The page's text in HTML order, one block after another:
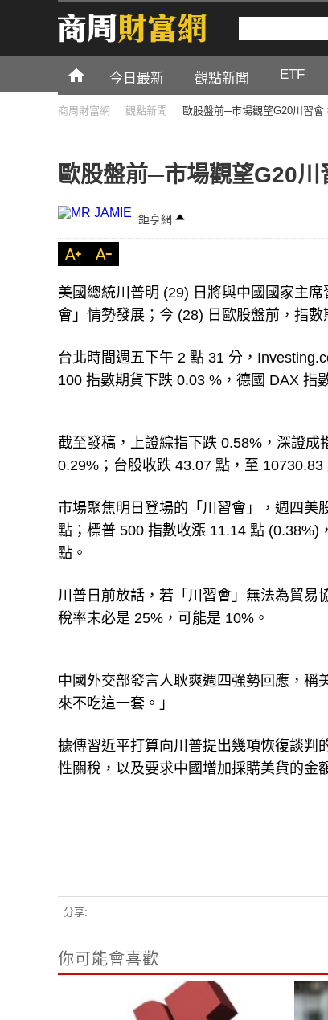
今日最新 觀點新聞 ETF
商周財富網 觀點新聞 歐股盤前─市場觀望G20川習會
歐股盤前─市場觀望G20川
鉅亨網
美國總統川普明 (29) 日將與中國國家主
會」情勢發展；今 (28) 日歐股盤前，指數
台北時間週五下午 2 點 31 分，
100 指數期貨下跌 0.03 %，德國 DAX 指
截至發稿，上證綜指下跌 0.58%，深證
0.29%；台股收跌 43.07 點，至 10730.83
市場聚焦明日登場的「川習會」，週四美
點；標普 500 指數收漲 11.14 點
點。
川普日前放話，若「川習會」無法為貿易
稅率未必是 25%，可能是 10%。
中國外交部發言人耿爽週四強勢回應，稱
來不吃這一套。」
據傳習近平打算向川普提出幾項恢復談判
性關稅，以及要求中國增加採購美貨的金
分享:
你可能會喜歡